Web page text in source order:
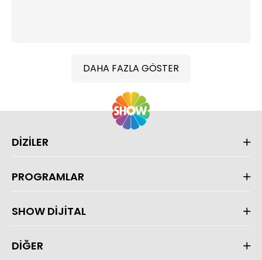
DAHA FAZLA GÖSTER
DİZİLER
PROGRAMLAR
SHOW DİJİTAL
DİĞER